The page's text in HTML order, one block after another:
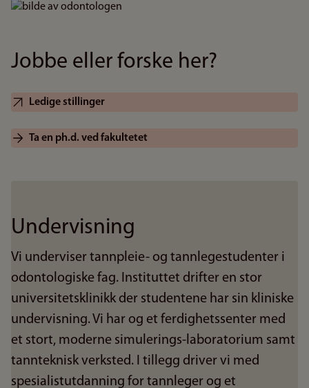
Bilde
Jobbe eller forske her?
Ledige stillinger
Ta en ph.d. ved fakultetet
Undervisning
Vi underviser tannpleie- og tannlegestudenter i
odontologiske fag. Instituttet drifter en stor
universitetsklinikk der studentene har sin kliniske
undervisning. Vi har og et ferdighetssenter med
et stort, moderne simulerings-laboratorium samt
tannteknisk verksted. I tillegg driver vi med
spesialistutdanning for tannleger og et